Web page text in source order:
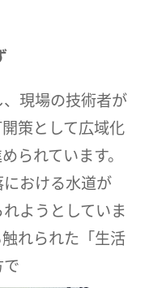
現場の技術者が
策として広域化
られています。
おける水道が
ようとしていま
れられた「生活